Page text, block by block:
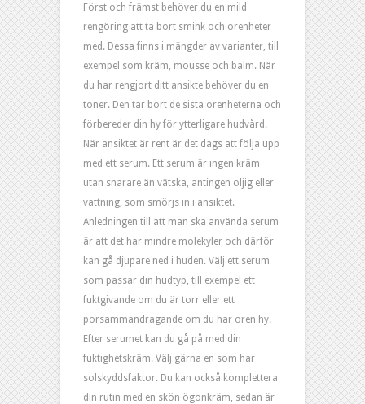
Först och främst behöver du en mild
rengöring att ta bort smink och orenheter
med. Dessa finns i mängder av varianter, till
exempel som kräm, mousse och balm. När
du har rengjort ditt ansikte behöver du en
toner. Den tar bort de sista orenheterna och
förbereder din hy för ytterligare hudvård.
När ansiktet är rent är det dags att följa upp
med ett serum. Ett serum är ingen kräm
utan snarare än vätska, antingen oljig eller
vattning, som smörjs in i ansiktet.
Anledningen till att man ska använda serum
är att det har mindre molekyler och därför
kan gå djupare ned i huden. Välj ett serum
som passar din hudtyp, till exempel ett
fuktgivande om du är torr eller ett
porsammandragande om du har oren hy.
Efter serumet kan du gå på med din
fuktighetskräm. Välj gärna en som har
solskyddsfaktor. Du kan också komplettera
din rutin med en skön ögonkräm, sedan är